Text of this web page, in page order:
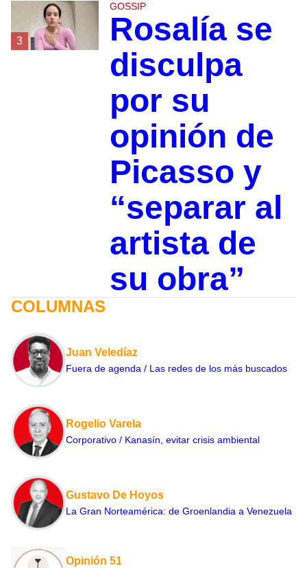
3
GOSSIP
Rosalía se
disculpa
por su
opinión de
Picasso y
“separar al
artista de
su obra”
COLUMNAS
Juan Veledíaz
Fuera de agenda / Las redes de los más buscados
Rogelio Varela
Corporativo / Kanasín, evitar crisis ambiental
Gustavo De Hoyos
La Gran Norteamérica: de Groenlandia a Venezuela
Opinión 51